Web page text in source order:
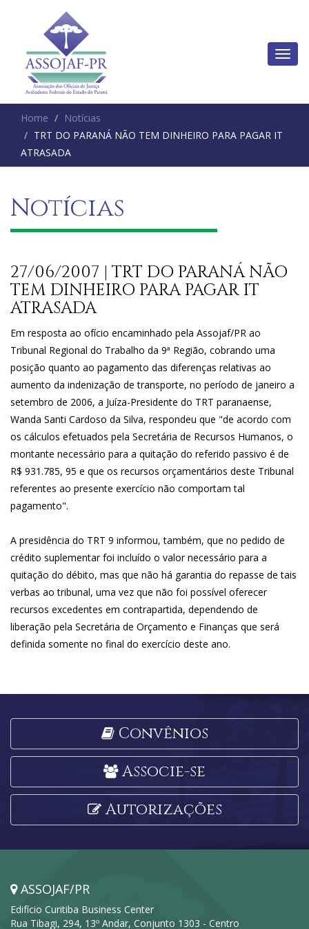
Home
Notícias
TRT DO PARANÁ NÃO TEM DINHEIRO PARA PAGAR IT
ATRASADA
Notícias
27/06/2007 | TRT DO PARANÁ NÃO
TEM DINHEIRO PARA PAGAR IT
ATRASADA
Em resposta ao ofício encaminhado pela Assojaf/PR ao
Tribunal Regional do Trabalho da 9ª Região, cobrando uma
posição quanto ao pagamento das diferenças relativas ao
aumento da indenização de transporte, no período de janeiro a
setembro de 2006, a Juíza-Presidente do TRT paranaense,
Wanda Santi Cardoso da Silva, respondeu que "de acordo com
os cálculos efetuados pela Secretária de Recursos Humanos, o
montante necessário para a quitação do referido passivo é de
R$ 931.785, 95 e que os recursos orçamentários deste Tribunal
referentes ao presente exercício não comportam tal
pagamento".
A presidência do TRT 9 informou, também, que no pedido de
crédito suplementar foi incluído o valor necessário para a
quitação do débito, mas que não há garantia do repasse de tais
verbas ao tribunal, uma vez que não foi possível oferecer
recursos excedentes em contrapartida, dependendo de
liberação pela Secretária de Orçamento e Finanças que será
definida somente no final do exercício deste ano.
Convênios
Associe-se
Autorizações
ASSOJAF/PR
Edifício Curitiba Business Center
Rua Tibagi, 294, 13º Andar, Conjunto 1303 - Centro